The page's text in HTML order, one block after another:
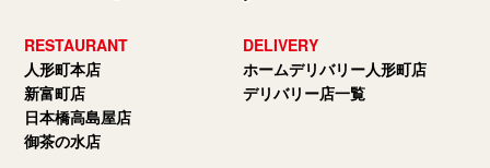
RESTAURANT
人形町本店
新富町店
日本橋高島屋店
御茶の水店
DELIVERY
ホームデリバリー人形町店
デリバリー店一覧